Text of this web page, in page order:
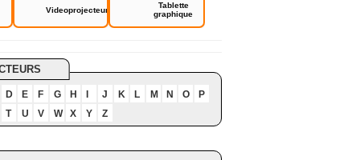
Videoprojecteur
Tablette
graphique
D E F G H J K L M N O
P
T
U V W X Y Z